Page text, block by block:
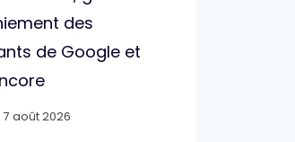
des
de Google et
7 août 2026